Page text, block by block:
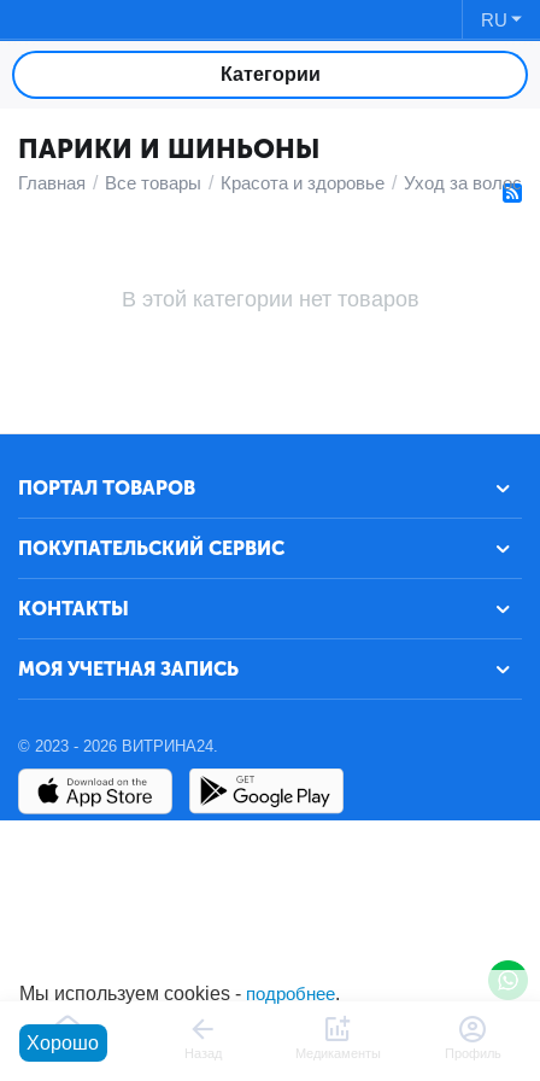
RU
Категории
ПАРИКИ И ШИНЬОНЫ
Главная / Все товары / Красота и здоровье / Уход за
В этой категории нет товаров
ПОРТАЛ ТОВАРОВ
ПОКУПАТЕЛЬСКИЙ СЕРВИС
КОНТАКТЫ
МОЯ УЧЕТНАЯ ЗАПИСЬ
© 2023 - 2026 ВИТРИНА24.
Главная Назад Медикаменты Профиль
Мы используем cookies - подробнее.
Хорошо